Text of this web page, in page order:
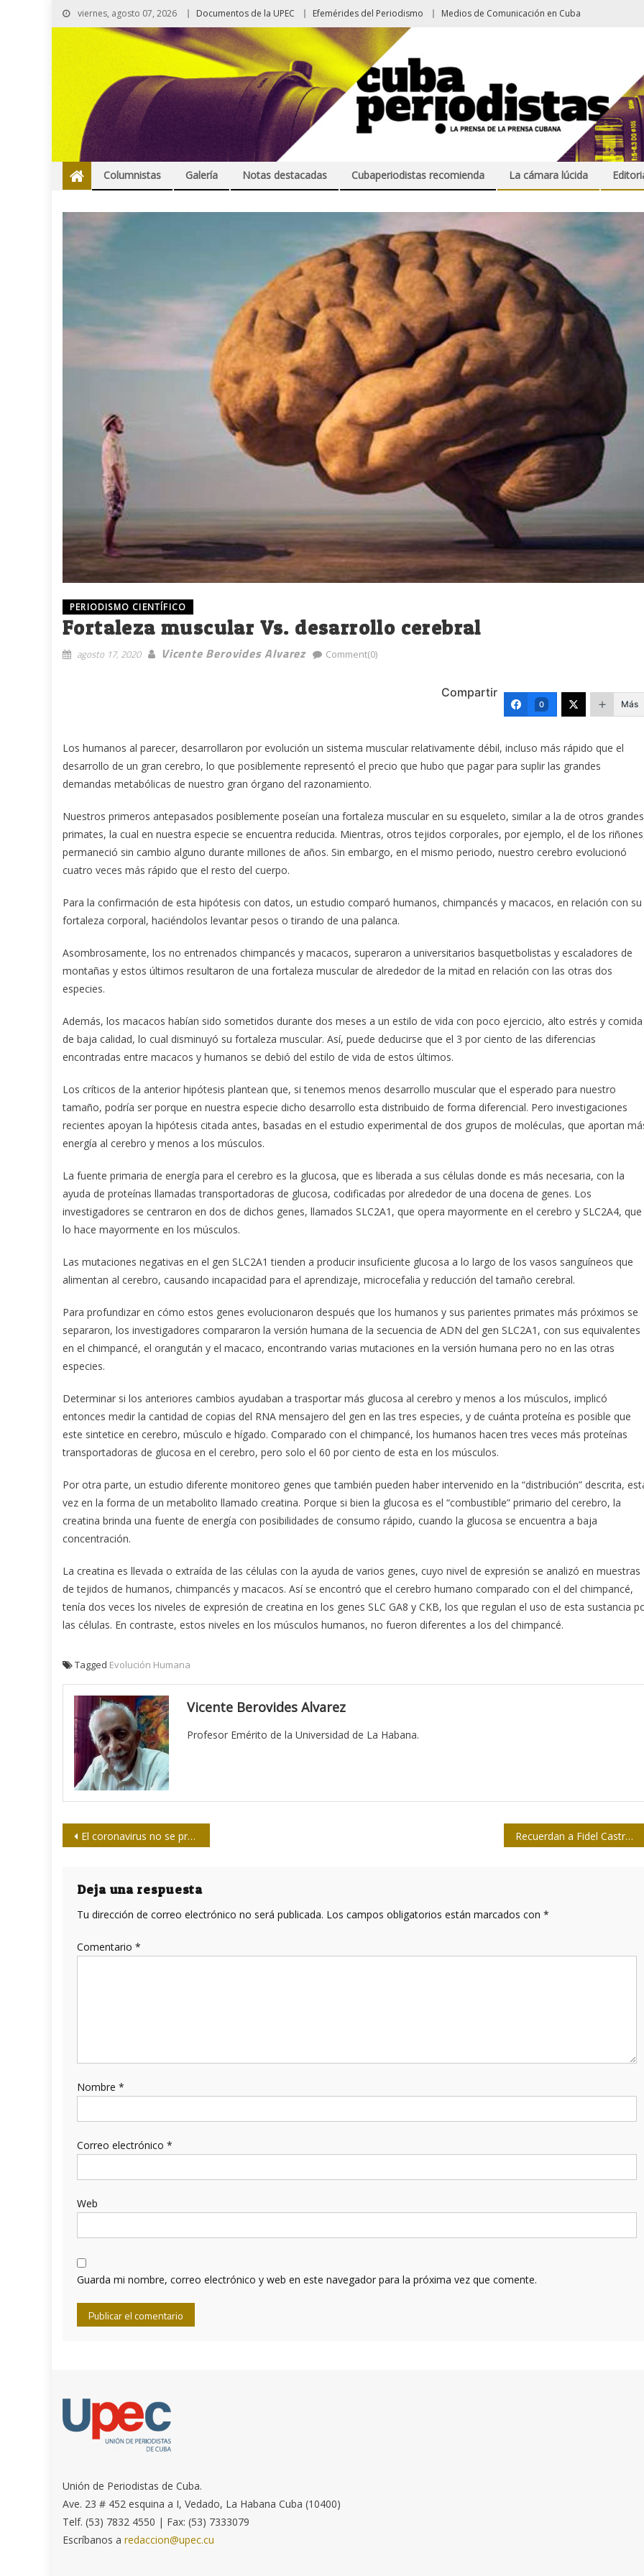
viernes, agosto 07, 2026 Documentos de la UPEC Efemérides del Periodismo Medios de Comunicación en Cuba
Columnistas Galería Notas destacadas Cubaperiodistas recomienda La cámara lúcida
PERIODISMO CIENTÍFICO
Fortaleza muscular Vs. desarrollo cerebral
agosto 17, 2020 Vicente Berovides Alvarez Comment(0)
Compartir
0 Más
Los humanos al parecer, desarrollaron por evolución un sistema muscular relativamente débil, incluso más rápido que el
desarrollo de un gran cerebro, lo que posiblemente representó el precio que hubo que pagar para suplir las grandes
demandas metabólicas de nuestro gran órgano del razonamiento.
Nuestros primeros antepasados posiblemente poseían una fortaleza muscular en su esqueleto, similar a la de otros grandes
primates, la cual en nuestra especie se encuentra reducida. Mientras, otros tejidos corporales, por ejemplo, el de los
permaneció sin cambio alguno durante millones de años. Sin embargo, en el mismo periodo, nuestro cerebro evolucionó
cuatro veces más rápido que el resto del cuerpo.
Para la confirmación de esta hipótesis con datos, un estudio comparó humanos, chimpancés y macacos, en relación con su
fortaleza corporal, haciéndolos levantar pesos o tirando de una palanca.
Asombrosamente, los no entrenados chimpancés y macacos, superaron a universitarios basquetbolistas y escaladores de
montañas y estos últimos resultaron de una fortaleza muscular de alrededor de la mitad en relación con las otras dos
especies.
Además, los macacos habían sido sometidos durante dos meses a un estilo de vida con poco ejercicio, alto estrés y comida
de baja calidad, lo cual disminuyó su fortaleza muscular. Así, puede deducirse que el 3 por ciento de las diferencias
encontradas entre macacos y humanos se debió del estilo de vida de estos últimos.
Los críticos de la anterior hipótesis plantean que, si tenemos menos desarrollo muscular que el esperado para nuestro
tamaño, podría ser porque en nuestra especie dicho desarrollo esta distribuido de forma diferencial. Pero investigaciones
recientes apoyan la hipótesis citada antes, basadas en el estudio experimental de dos grupos de moléculas, que aportan
energía al cerebro y menos a los músculos.
La fuente primaria de energía para el cerebro es la glucosa, que es liberada a sus células donde es más necesaria, con la
ayuda de proteínas llamadas transportadoras de glucosa, codificadas por alrededor de una docena de genes. Los
investigadores se centraron en dos de dichos genes, llamados SLC2A1, que opera mayormente en el cerebro y SLC2A4, que
lo hace mayormente en los músculos.
Las mutaciones negativas en el gen SLC2A1 tienden a producir insuficiente glucosa a lo largo de los vasos sanguíneos que
alimentan al cerebro, causando incapacidad para el aprendizaje, microcefalia y reducción del tamaño cerebral.
Para profundizar en cómo estos genes evolucionaron después que los humanos y sus parientes primates más próximos se
separaron, los investigadores compararon la versión humana de la secuencia de ADN del gen SLC2A1, con sus equivalentes
en el chimpancé, el orangután y el macaco, encontrando varias mutaciones en la versión humana pero no en las otras
especies.
Determinar si los anteriores cambios ayudaban a trasportar más glucosa al cerebro y menos a los músculos, implicó
entonces medir la cantidad de copias del RNA mensajero del gen en las tres especies, y de cuánta proteína es posible que
este sintetice en cerebro, músculo e hígado. Comparado con el chimpancé, los humanos hacen tres veces más proteínas
transportadoras de glucosa en el cerebro, pero solo el 60 por ciento de esta en los músculos.
Por otra parte, un estudio diferente monitoreo genes que también pueden haber intervenido en la “distribución” descrita,
vez en la forma de un metabolito llamado creatina. Porque si bien la glucosa es el “combustible” primario del cerebro, la
creatina brinda una fuente de energía con posibilidades de consumo rápido, cuando la glucosa se encuentra a baja
concentración.
La creatina es llevada o extraída de las células con la ayuda de varios genes, cuyo nivel de expresión se analizó en muestras
de tejidos de humanos, chimpancés y macacos. Así se encontró que el cerebro humano comparado con el del chimpancé,
tenía dos veces los niveles de expresión de creatina en los genes SLC GA8 y CKB, los que regulan el uso de esta sustancia
las células. En contraste, estos niveles en los músculos humanos, no fueron diferentes a los del chimpancé.
Tagged Evolución Humana
Vicente Berovides Alvarez
Profesor Emérito de la Universidad de La Habana.
Navegación
entradas
El coronavirus no se propaga a través de los alimentos, confirma la OMS Recuerdan a Fidel Castro en Chile en su 94 cumpleaños
Deja una respuesta
Tu dirección de correo electrónico no será publicada. Los campos obligatorios están marcados con *
Comentario *
Nombre *
Correo electrónico *
Web
Guarda mi nombre, correo electrónico y web en este navegador para la próxima vez que comente.
Unión de Periodistas de Cuba.
Ave. 23 # 452 esquina a I, Vedado, La Habana Cuba (10400)
Telf. (53) 7832 4550 | Fax: (53) 7333079
Escríbanos aredaccion@upec.cu